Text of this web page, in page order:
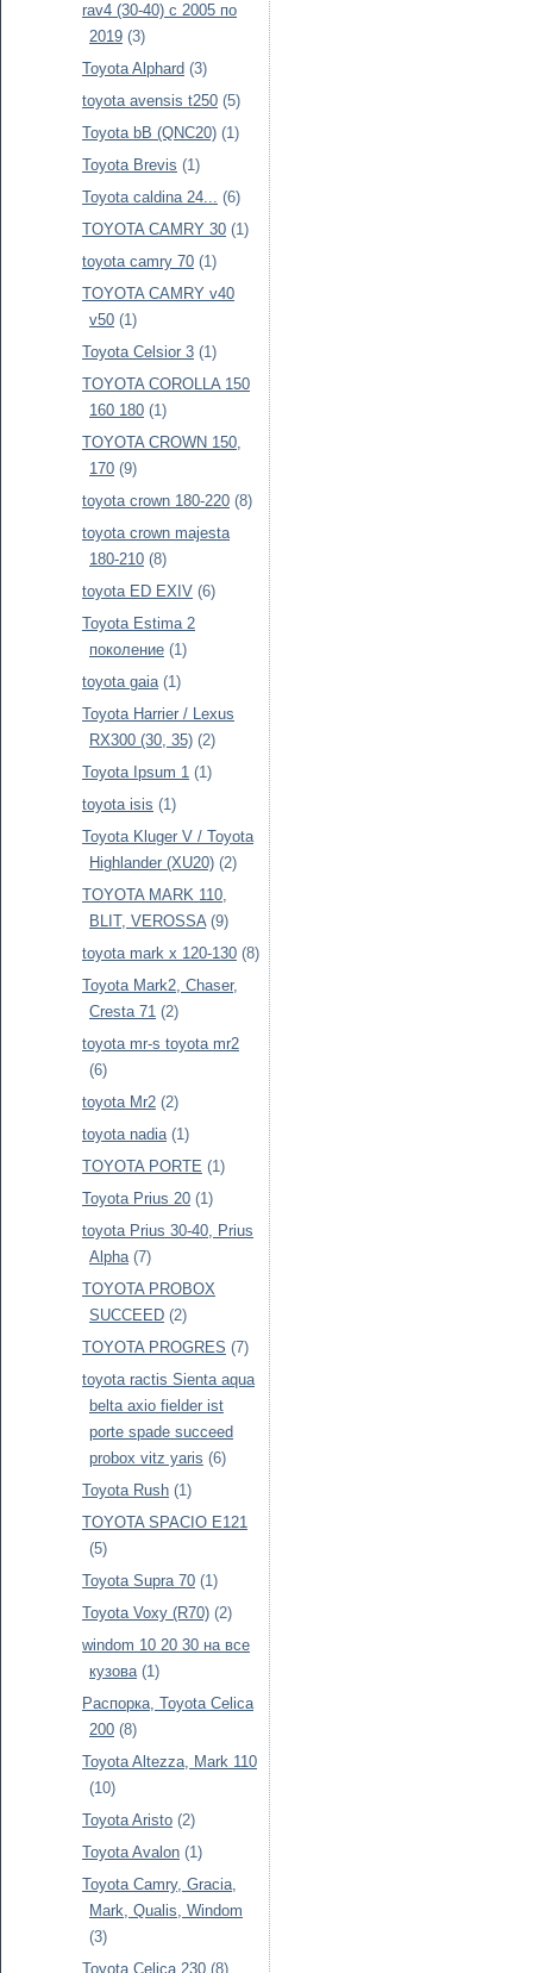
rav4 (30-40) c 2005 по
2019 (3)
Toyota Alphard (3)
toyota avensis t250 (5)
Toyota bB (QNC20) (1)
Toyota Brevis (1)
Toyota caldina 24... (6)
TOYOTA CAMRY 30 (1)
toyota camry 70 (1)
TOYOTA CAMRY v40
v50 (1)
Toyota Celsior 3 (1)
TOYOTA COROLLA 150
160 180 (1)
TOYOTA CROWN 150,
170 (9)
toyota crown 180-220 (8)
toyota crown majesta
180-210 (8)
toyota ED EXIV (6)
Toyota Estima 2
поколение (1)
toyota gaia (1)
Toyota Harrier / Lexus
RX300 (30, 35) (2)
Toyota Ipsum 1 (1)
toyota isis (1)
Toyota Kluger V / Toyota
Highlander (XU20) (2)
TOYOTA MARK 110,
BLIT, VEROSSA (9)
toyota mark x 120-130 (8)
Toyota Mark2, Chaser,
Cresta 71 (2)
toyota mr-s toyota mr2
(6)
toyota Mr2 (2)
toyota nadia (1)
TOYOTA PORTE (1)
Toyota Prius 20 (1)
toyota Prius 30-40, Prius
Alpha (7)
TOYOTA PROBOX
SUCCEED (2)
TOYOTA PROGRES (7)
toyota ractis Sienta aqua
belta axio fielder ist
porte spade succeed
probox vitz yaris (6)
Toyota Rush (1)
TOYOTA SPACIO E121
(5)
Toyota Supra 70 (1)
Toyota Voxy (R70) (2)
windom 10 20 30 на все
кузова (1)
Распорка, Toyota Celica
200 (8)
Toyota Altezza, Mark 110
(10)
Toyota Aristo (2)
Toyota Avalon (1)
Toyota Camry, Gracia,
Mark, Qualis, Windom
(3)
Toyota Celica 230 (8)